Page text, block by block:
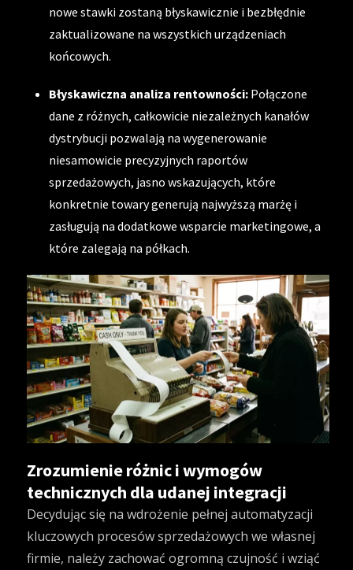
nowe stawki zostaną błyskawicznie i bezbłędnie
zaktualizowane na wszystkich urządzeniach
końcowych.
Błyskawiczna analiza rentowności: Połączone
dane z różnych, całkowicie niezależnych kanałów
dystrybucji pozwalają na wygenerowanie
niesamowicie precyzyjnych raportów
sprzedażowych, jasno wskazujących, które
konkretnie towary generują najwyższą marżę i
zasługują na dodatkowe wsparcie marketingowe, a
które zalegają na półkach.
Zrozumienie różnic i wymogów
technicznych dla udanej integracji
Decydując się na wdrożenie pełnej automatyzacji
kluczowych procesów sprzedażowych we własnej
firmie, należy zachować ogromną czujność i wziąć